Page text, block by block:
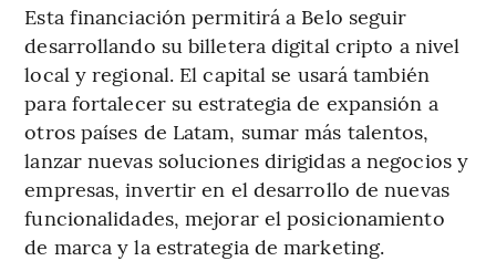
Esta financiación permitirá a Belo seguir
desarrollando su billetera digital cripto a nivel
local y regional. El capital se usará también
para fortalecer su estrategia de expansión a
otros países de Latam, sumar más talentos,
lanzar nuevas soluciones dirigidas a negocios y
empresas, invertir en el desarrollo de nuevas
funcionalidades, mejorar el posicionamiento
de marca y la estrategia de marketing.